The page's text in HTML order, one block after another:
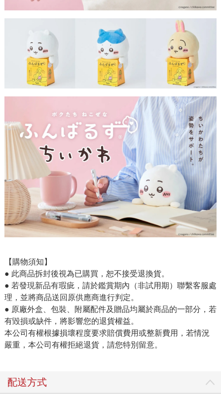
【購物須知】
● 此商品拆封後視為已購買，恕不接受退換貨。
● 若發現新品有瑕疵，請於鑑賞期內（非試用期）聯繫客服處
理，並將商品送回原供應商進行判定。
● 原廠外盒、包裝、附屬配件及贈品均屬於商品的一部分，若
有毀損或缺件，將影響您的退貨權益。
本公司有權根據損壞程度要求賠償費用或整新費用，若情況
嚴重，本公司有權拒絕退貨，請您特別留意。
配送方式